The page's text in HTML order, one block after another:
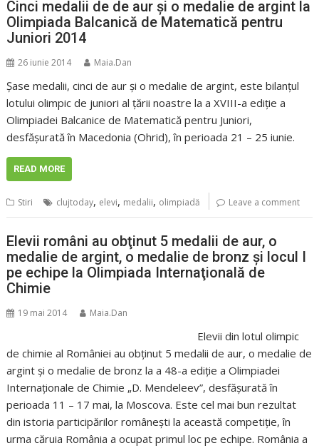
Cinci medalii de de aur şi o medalie de argint la
Olimpiada Balcanică de Matematică pentru
Juniori 2014
26 iunie 2014 Maia.Dan
Şase medalii, cinci de aur şi o medalie de argint, este bilanţul
lotului olimpic de juniori al ţării noastre la a XVIII-a ediţie a
Olimpiadei Balcanice de Matematică pentru Juniori,
desfăşurată în Macedonia (Ohrid), în perioada 21 – 25 iunie.
READ MORE
Stiri clujtoday, elevi, medalii, olimpiadă Leave a comment
Elevii români au obţinut 5 medalii de aur, o
medalie de argint, o medalie de bronz şi locul I
pe echipe la Olimpiada Internaţională de
Chimie
19 mai 2014 Maia.Dan
Elevii din lotul olimpic
de chimie al României au obţinut 5 medalii de aur, o medalie de
argint şi o medalie de bronz la a 48-a ediţie a Olimpiadei
Internaţionale de Chimie „D. Mendeleev”, desfăşurată în
perioada 11 – 17 mai, la Moscova. Este cel mai bun rezultat
din istoria participărilor româneşti la această competiţie, în
urma căruia România a ocupat primul loc pe echipe. România a